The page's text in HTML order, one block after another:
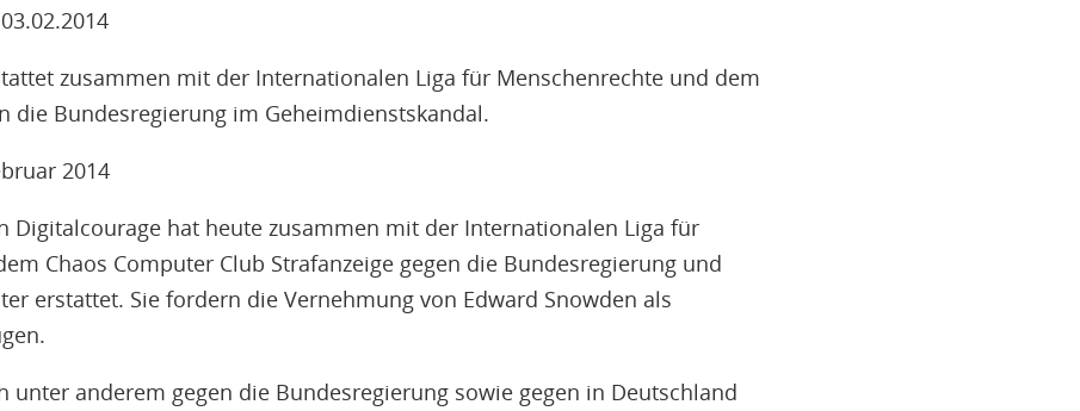
zusammen mit der Internationalen Liga für Menschenrechte und dem
die Bundesregierung im Geheimdienstskandal.
2014
Digitalcourage hat heute zusammen mit der Internationalen Liga für
Chaos Computer Club Strafanzeige gegen die Bundesregierung und
erstattet. Sie fordern die Vernehmung von Edward Snowden als
unter anderem gegen die Bundesregierung sowie gegen in Deutschland